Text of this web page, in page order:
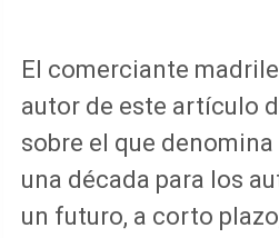
El comerciante
autor de este artículo
sobre el que
una década para los
un futuro, a corto